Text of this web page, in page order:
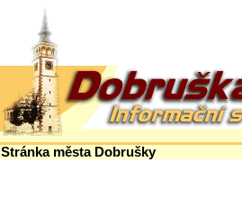
Stránka města Dobrušky